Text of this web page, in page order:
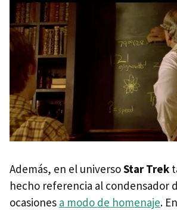
Además, en el universoStar Trek
hecho referencia al condensador
ocasiones a modo de homenaje.